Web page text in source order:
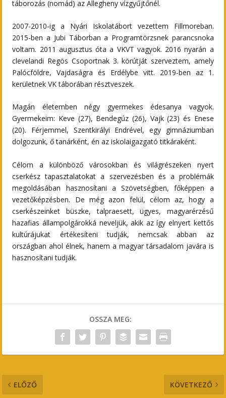
táborozás (nomád) az Allegheny vízgyűjtőnél.
2007-2010-ig a Nyári Iskolatábort vezettem Fillmoreban.
2015-ben a Jubi Táborban a Programtörzsnek parancsnoka
voltam. 2011 augusztus óta a VKVT vagyok. 2016 nyarán a
clevelandi Regös Csoportnak 3. körútját szerveztem, amely
Palócföldre, Vajdaságra és Erdélybe vitt. 2019-ben az 1.
kerületnek VK táborában résztveszek.
Magán életemben négy gyermekes édesanya vagyok.
Gyermekeim: Keve (27), Bendegúz (26), Vajk (23) és Enese
(20). Férjemmel, Szentkirályi Endrével, egy gimnáziumban
dolgozunk, ő tanárként, én az iskolaigazgató titkáraként.
Célom a különböző városokban és világrészeken nyert
cserkész tapasztalatokat a szervezésben és a problémák
megoldásában hasznosítani a Szövetségben, főképpen a
vezetőképzésben. De még azon felül, célom az, hogy a
cserkészeinket büszke, talpraesett, ügyes, magyarérzésű
hazafias állampolgárokká neveljük, akik az így elnyert kettős
kultúrájukat értékesíteni tudják, nemcsak abban az
országban ahol élnek, hanem a magyar társadalom javára is
hasznosítani tudják.
OSSZA MEG:
ELŐZŐ KÖVETKEZŐ